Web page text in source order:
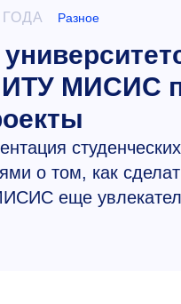
Разное
МИСИС
о том, как
еще